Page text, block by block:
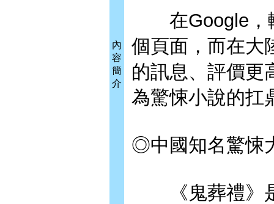
內
容
簡
介
在Google，
個頁面，而在大
的訊息、評價更
為驚悚小說的扛
◎中國知名驚悚
《鬼葬禮》是